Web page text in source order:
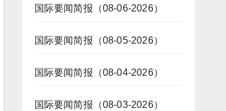
国际要闻简报（08-06-2026）
国际要闻简报（08-05-2026）
国际要闻简报（08-04-2026）
国际要闻简报（08-03-2026）